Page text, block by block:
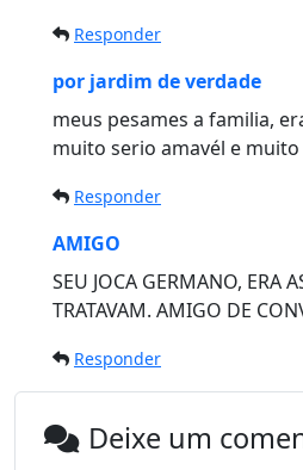
Responder
por jardim de verdade
meus pesames a familia,
muito serio amavél e
Responder
AMIGO
SEU JOCA GERMANO, ERA
TRATAVAM. AMIGO DE
Responder
Deixe um